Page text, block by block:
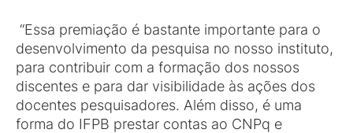
“Essa premiação é bastante importante para o
desenvolvimento da pesquisa no nosso instituto,
para contribuir com a formação dos nossos
discentes e para dar visibilidade às ações dos
docentes pesquisadores. Além disso, é uma
forma do IFPB prestar contas ao CNPq e